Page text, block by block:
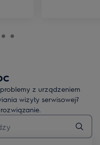
z urządzeniem
wizyty serwisowej?